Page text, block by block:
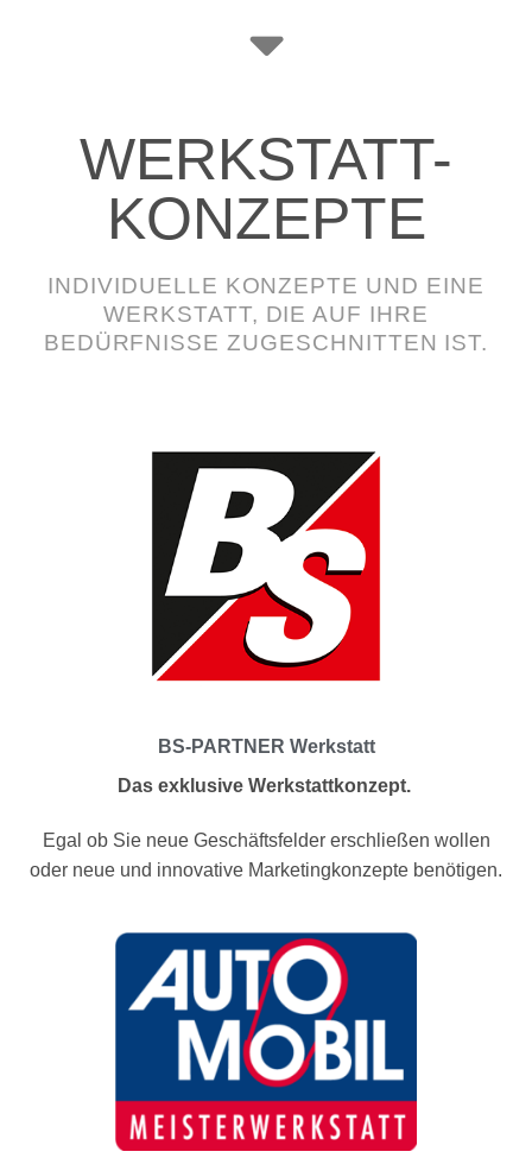
WERKSTATT-
KONZEPTE
INDIVIDUELLE KONZEPTE UND EINE
WERKSTATT, DIE AUF IHRE
BEDÜRFNISSE ZUGESCHNITTEN IST.
BS-PARTNER Werkstatt
Das exklusive Werkstattkonzept.
Egal ob Sie neue Geschäftsfelder erschließen wollen
oder neue und innovative Marketingkonzepte benötigen.